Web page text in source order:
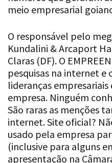
O responsável pelo
Kundalini & Arcaport
Claras (DF). O
pesquisas na internet e
lideranças
empresa. Ninguém
São raras as menções
internet. Site oficial?
usado pela empresa
(inclusive para alguns
apresentação na
gratuito da Yahoo.